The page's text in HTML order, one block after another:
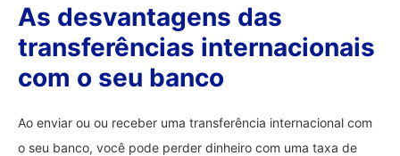
As desvantagens das
transferências internacionais
com o seu banco
Ao enviar ou ou receber uma transferência internacional com
o seu banco, você pode perder dinheiro com uma taxa de